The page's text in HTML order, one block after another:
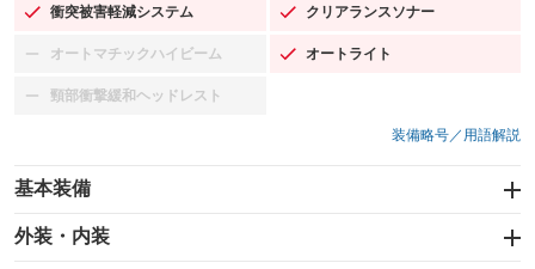
衝突被害軽減システム
：装備あり クリアランスソナー
：装備あり
オートマチックハイビーム
：装備なし オートライト
：装備あり
頸部衝撃緩和ヘッドレスト
：装備なし
装備略号／用語解説
基本装備
エアバッグ：運転席/助手席/サイド
：装備あり
外装・内装